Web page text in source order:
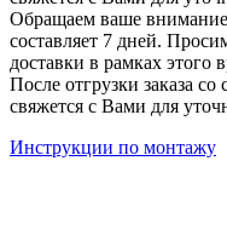
Обращаем ваше внимание:
составляет 7 дней.
доставки в рамках этого
После отгрузки заказа
свяжется с Вами для
Инструкции по монтажу